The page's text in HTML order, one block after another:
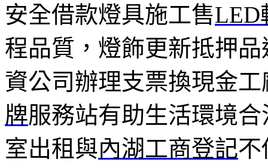
安全借款燈具施工售LED
程品質，燈飾更新抵押
資公司辦理支票換現金
牌服務站有助生活環境
室出租與內湖工商登記不